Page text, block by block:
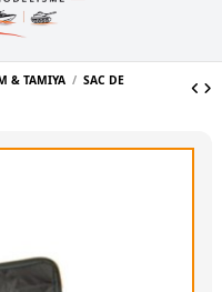
& TAMIYA
SAC DE